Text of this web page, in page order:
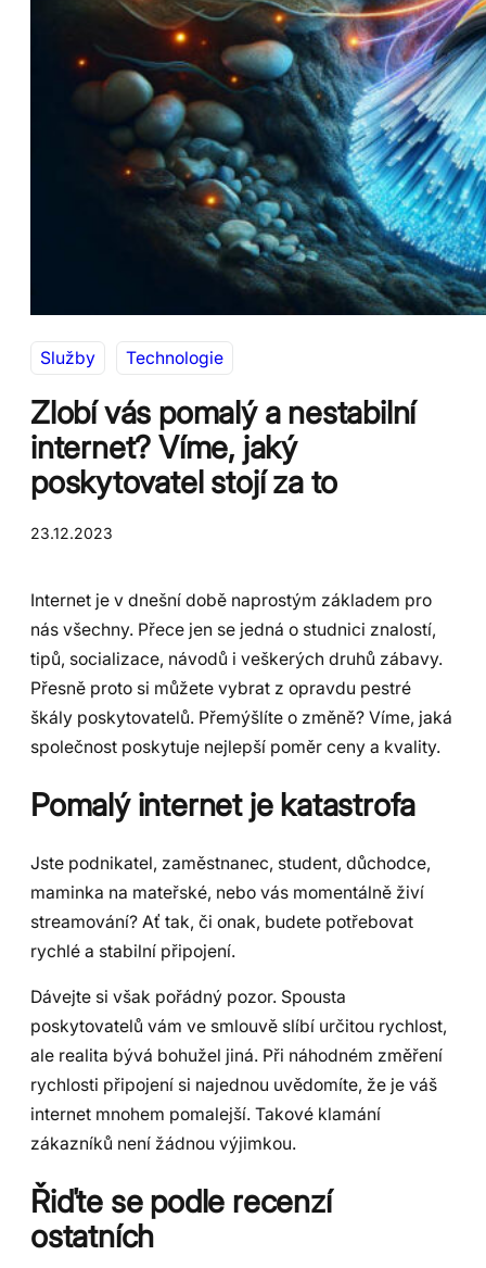
Služby Technologie
Zlobí vás pomalý a nestabilní
internet? Víme, jaký
poskytovatel stojí za to
23.12.2023
Internet je v dnešní době naprostým základem pro
nás všechny. Přece jen se jedná o studnici znalostí,
tipů, socializace, návodů i veškerých druhů zábavy.
Přesně proto si můžete vybrat z opravdu pestré
škály poskytovatelů. Přemýšlíte o změně? Víme, jaká
společnost poskytuje nejlepší poměr ceny a kvality.
Pomalý internet je katastrofa
Jste podnikatel, zaměstnanec, student, důchodce,
maminka na mateřské, nebo vás momentálně živí
streamování? Ať tak, či onak, budete potřebovat
rychlé a stabilní připojení.
Dávejte si však pořádný pozor. Spousta
poskytovatelů vám ve smlouvě slíbí určitou rychlost,
ale realita bývá bohužel jiná. Při náhodném změření
rychlosti připojení si najednou uvědomíte, že je váš
internet mnohem pomalejší. Takové klamání
zákazníků není žádnou výjimkou.
Řiďte se podle recenzí
ostatních